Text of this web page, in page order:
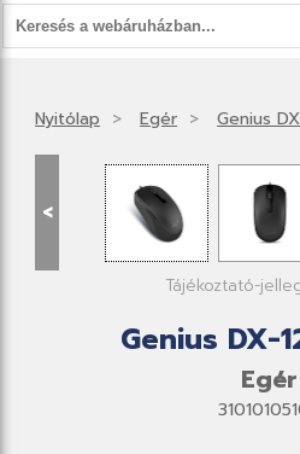
Nyitólap Egér Genius
<
Tájékoztató-
Genius DX-
Egér